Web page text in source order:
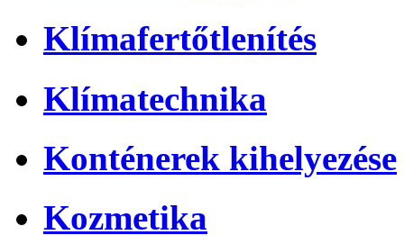
Klímafertőtlenítés
Klímatechnika
Konténerek kihelyezése
Kozmetika